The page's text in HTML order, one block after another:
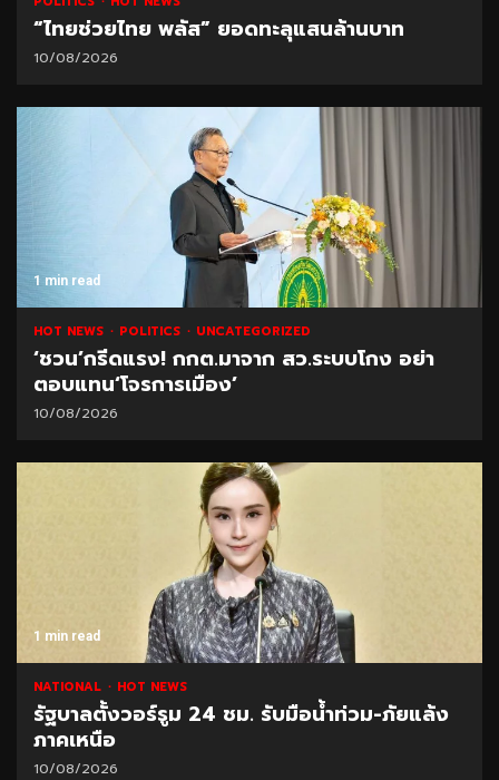
“ไทยช่วยไทย พลัส” ยอดทะลุแสนล้านบาท
10/08/2026
1 min read
HOT NEWS POLITICS UNCATEGORIZED
‘ชวน’กรีดแรง! กกต.มาจาก สว.ระบบโกง อย่า
ตอบแทน‘โจรการเมือง’
10/08/2026
1 min read
NATIONAL HOT NEWS
รัฐบาลตั้งวอร์รูม 24 ชม. รับมือน้ำท่วม-ภัยแล้ง
ภาคเหนือ
10/08/2026